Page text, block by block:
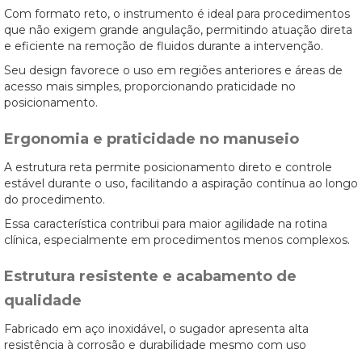
Com formato reto, o instrumento é ideal para procedimentos
que não exigem grande angulação, permitindo atuação direta
e eficiente na remoção de fluidos durante a intervenção.
Seu design favorece o uso em regiões anteriores e áreas de
acesso mais simples, proporcionando praticidade no
posicionamento.
Ergonomia e praticidade no manuseio
A estrutura reta permite posicionamento direto e controle
estável durante o uso, facilitando a aspiração contínua ao longo
do procedimento.
Essa característica contribui para maior agilidade na rotina
clínica, especialmente em procedimentos menos complexos.
Estrutura resistente e acabamento de
qualidade
Fabricado em aço inoxidável, o sugador apresenta alta
resistência à corrosão e durabilidade mesmo com uso